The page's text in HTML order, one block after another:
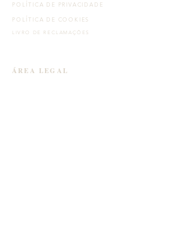
POLÍTICA DE PRIVACIDADE
POLÍTICA DE COOKIES
LIVRO DE RECLAMAÇÕES
ÁREA LEGAL